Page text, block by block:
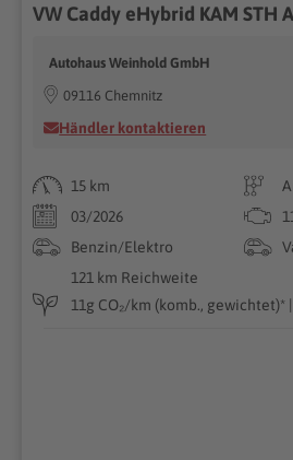
VW Caddy eHybrid KAM STH
Autohaus Weinhold GmbH
09116 Chemnitz
Händler kontaktieren
15 km
03/2026
Benzin/Elektro
121 km Reichweite
11g CO₂/km (komb.,